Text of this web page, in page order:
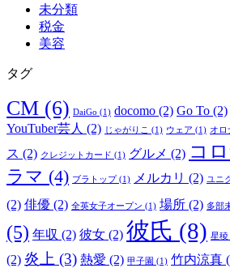
未分類
税金
美容
タグ
CM (6) DaiGo (1) docomo (2) Go To (2)
YouTuber芸人 (2) じゃがりこ (1) ウェア (1) オロ
ス (2) クレジットカード (1) グルメ (2) コ
ラマ (4) ブラトップ(1) メルカリ (2) ユニ
(2) 俳優 (2) 全英女子オープン (1) 場所 (2) 多部
(5) 年収 (2) 彼女 (2) 彼氏 (8) 星稜
(2) 炎上 (3) 熱愛 (2) 甲子園 (1) 竹内涼真